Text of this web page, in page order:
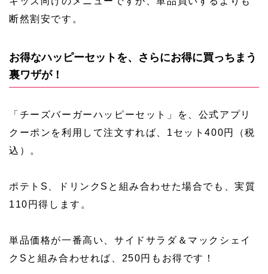
断然割安です。
お得なハッピーセットを、さらにお得に買っちまう
裏ワザが！
「チーズバーガーハッピーセット」を、公式アプリ
クーポンを利用して注文すれば、1セット400円（税
込）。
ポテトS、ドリンクSと組み合わせた場合でも、実質
110円得します。
単品価格が一番高い、サイドサラダ＆マックシェイ
クSと組み合わせれば、250円もお得です！